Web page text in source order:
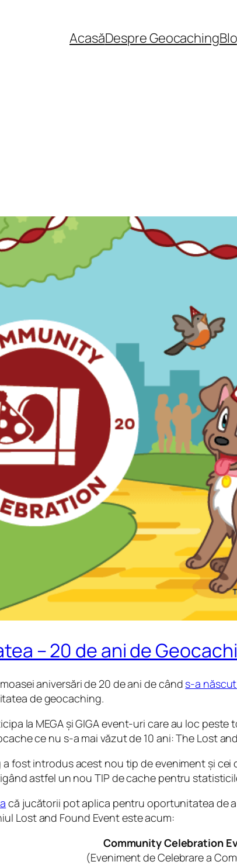
AcasăDespre Geocaching
– 20 de ani de
aniversări de 20 de ani de când s-a
de geocaching.
la MEGA și GIGA event-uri care au loc
ce nu s-a mai văzut de 10 ani:The Lost
a fost introdus acest nou tip de eveniment și
astfel un nou TIP de cache pentru
că jucătorii pot aplica pentru oportunitatea de
Lost and Found Eventeste acum:
Community Celebration
(Eveniment de Celebrare a